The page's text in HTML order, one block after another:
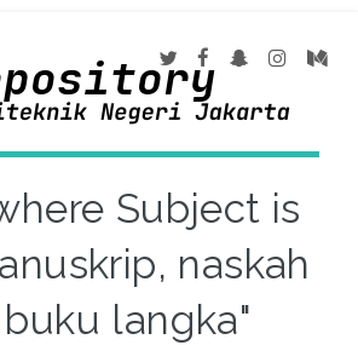
Subject is
naskah
langka"